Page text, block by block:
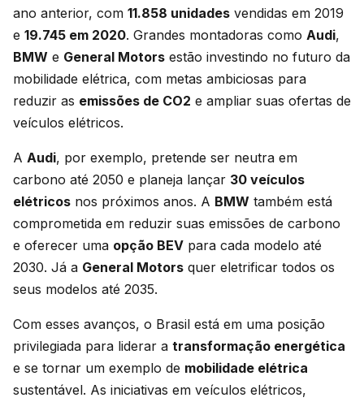
ano anterior, com 11.858 unidades vendidas em 2019
e 19.745 em 2020. Grandes montadoras como Audi,
BMW e General Motors estão investindo no futuro da
mobilidade elétrica, com metas ambiciosas para
reduzir as emissões de CO2 e ampliar suas ofertas de
veículos elétricos.
A Audi, por exemplo, pretende ser neutra em
carbono até 2050 e planeja lançar 30 veículos
elétricos nos próximos anos. A BMW também está
comprometida em reduzir suas emissões de carbono
e oferecer uma opção BEV para cada modelo até
2030. Já a General Motors quer eletrificar todos os
seus modelos até 2035.
Com esses avanços, o Brasil está em uma posição
privilegiada para liderar a transformação energética
e se tornar um exemplo de mobilidade elétrica
sustentável. As iniciativas em veículos elétricos,